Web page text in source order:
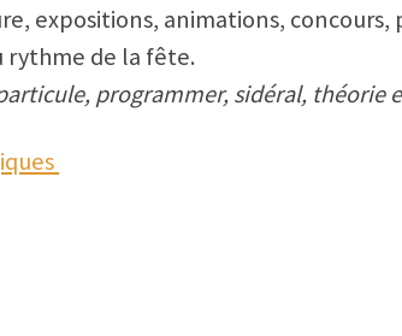
expositions, animations,
rythme de la fête.
programmer, sidéral, théorie